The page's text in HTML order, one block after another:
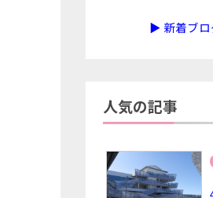
▶ 新着ブロ
人気の記事